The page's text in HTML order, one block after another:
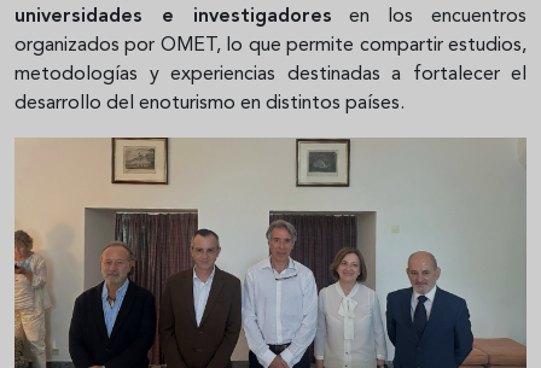
universidades e investigadores en los encuentros
organizados por OMET, lo que permite compartir estudios,
metodologías y experiencias destinadas a fortalecer el
desarrollo del enoturismo en distintos países.